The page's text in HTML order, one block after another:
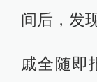
间后，发
戚全随即